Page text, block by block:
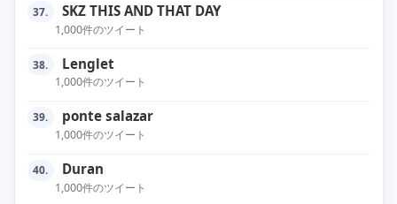
37. SKZ THIS AND THAT DAY
1,000件のツイート
38. Lenglet
1,000件のツイート
39. ponte salazar
1,000件のツイート
40. Duran
1,000件のツイート